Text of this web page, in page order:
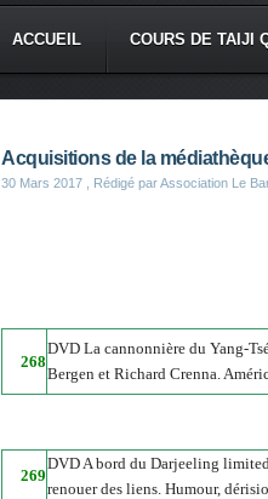
ACCUEIL COURS DE TAIJI
Acquisitions de la
30 Mars 2017 , Rédigé par Association Le
268
DVD La cannonnière du Yang-
Bergen et Richard Crenna.
269
DVD A bord du Darjeeling
renouer des liens. Humour,